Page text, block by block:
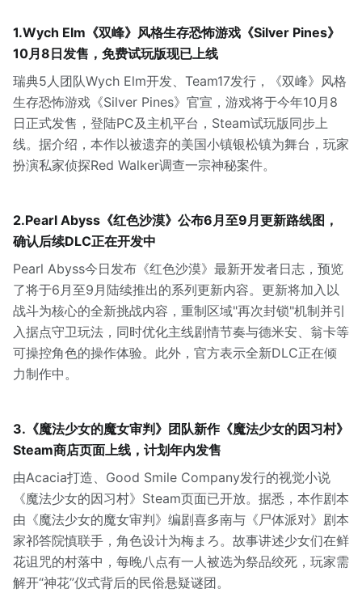
1.Wych Elm《双峰》风格生存恐怖游戏《Silver Pines》
10月8日发售，免费试玩版现已上线
瑞典5人团队Wych Elm开发、Team17发行，《双峰》风格
生存恐怖游戏《Silver Pines》官宣，游戏将于今年10月8
日正式发售，登陆PC及主机平台，Steam试玩版同步上
线。据介绍，本作以被遗弃的美国小镇银松镇为舞台，玩家
扮演私家侦探Red Walker调查一宗神秘案件。
2.Pearl Abyss《红色沙漠》公布6月至9月更新路线图，
确认后续DLC正在开发中
Pearl Abyss今日发布《红色沙漠》最新开发者日志，预览
了将于6月至9月陆续推出的系列更新内容。更新将加入以
战斗为核心的全新挑战内容，重制区域"再次封锁"机制并引
入据点守卫玩法，同时优化主线剧情节奏与德米安、翁卡等
可操控角色的操作体验。此外，官方表示全新DLC正在倾
力制作中。
3.《魔法少女的魔女审判》团队新作《魔法少女的因习村》
Steam商店页面上线，计划年内发售
由Acacia打造、Good Smile Company发行的视觉小说
《魔法少女的因习村》Steam页面已开放。据悉，本作剧本
由《魔法少女的魔女审判》编剧喜多南与《尸体派对》剧本
家祁答院慎联手，角色设计为梅まろ。故事讲述少女们在鲜
花诅咒的村落中，每晚八点有一人被选为祭品绞死，玩家需
解开“神花”仪式背后的民俗悬疑谜团。